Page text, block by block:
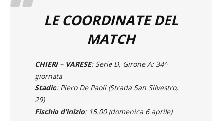
LE COORDINATE DEL
MATCH
giornata
Stadio: Piero De Paoli (Strada San Silvestro,
29)
Fischio d’inizio
Arbitro : Riccardo Borghi di Modena (Alberto